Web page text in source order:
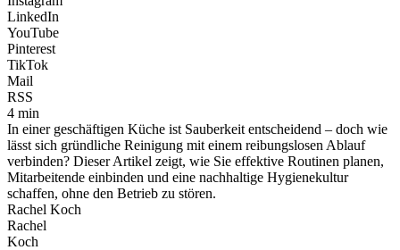
LinkedIn
YouTube
Pinterest
TikTok
Mail
RSS
4 min
In einer geschäftigen Küche ist Sauberkeit entscheidend – doch wie
lässt sich gründliche Reinigung mit einem reibungslosen Ablauf
verbinden? Dieser Artikel zeigt, wie Sie effektive Routinen planen,
Mitarbeitende einbinden und eine nachhaltige Hygienekultur
schaffen, ohne den Betrieb zu stören.
Rachel Koch
Rachel
Koch